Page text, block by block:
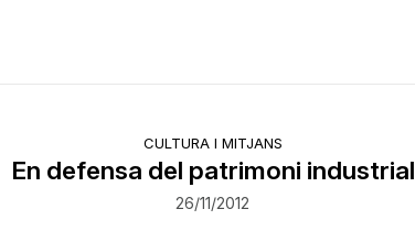
CULTURA I MITJANS
En defensa del patrimoni industrial
26/11/2012